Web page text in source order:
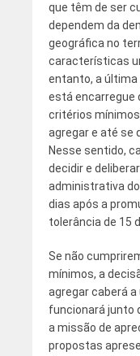
que têm de ser
dependem da
geográfica no
características
entanto, a última
está encarregue
critérios
agregar e até se
Nesse sentido,
decidir e
administrativa
dias após a
tolerância de 15
Se não
mínimos, a
agregar caberá
funcionará junto
a missão de
propostas